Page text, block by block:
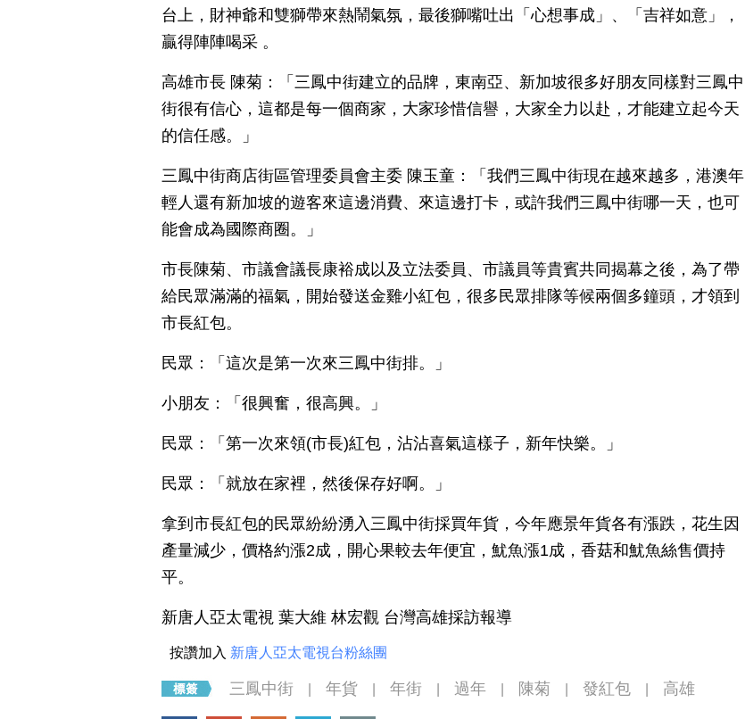
台上，財神爺和雙獅帶來熱鬧氣氛，最後獅嘴吐出「心想事成」、「吉祥如意」，
贏得陣陣喝采 。
高雄市長 陳菊：「三鳳中街建立的品牌，東南亞、新加坡很多好朋友同樣對三鳳中
街很有信心，這都是每一個商家，大家珍惜信譽，大家全力以赴，才能建立起今天
的信任感。」
三鳳中街商店街區管理委員會主委 陳玉童：「我們三鳳中街現在越來越多，港澳年
輕人還有新加坡的遊客來這邊消費、來這邊打卡，或許我們三鳳中街哪一天，也可
能會成為國際商圈。」
市長陳菊、市議會議長康裕成以及立法委員、市議員等貴賓共同揭幕之後，為了帶
給民眾滿滿的福氣，開始發送金雞小紅包，很多民眾排隊等候兩個多鐘頭，才領到
市長紅包。
民眾：「這次是第一次來三鳳中街排。」
小朋友：「很興奮，很高興。」
民眾：「第一次來領(市長)紅包，沾沾喜氣這樣子，新年快樂。」
民眾：「就放在家裡，然後保存好啊。」
拿到市長紅包的民眾紛紛湧入三鳳中街採買年貨，今年應景年貨各有漲跌，花生因
產量減少，價格約漲2成，開心果較去年便宜，魷魚漲1成，香菇和魷魚絲售價持
平。
新唐人亞太電視 葉大維 林宏觀 台灣高雄採訪報導
按讚加入 新唐人亞太電視台粉絲團
三鳳中街 年貨 年街 過年 陳菊 發紅包 高雄